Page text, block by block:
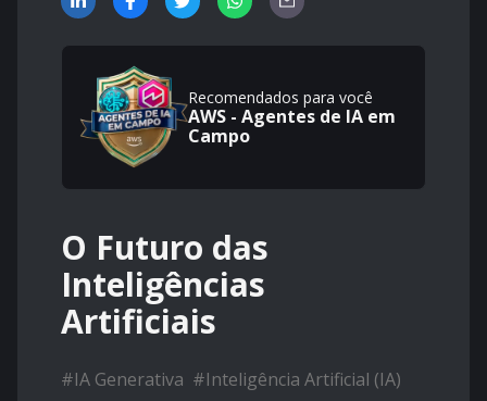
Recomendados para você
AWS - Agentes de IA em
Campo
O Futuro das
Inteligências
Artificiais
#IA Generativa #Inteligência Artificial (IA)